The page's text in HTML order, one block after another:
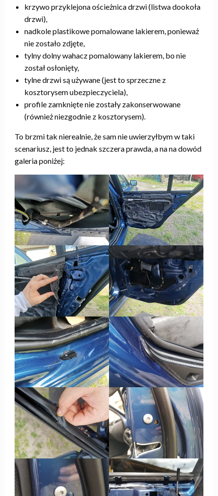
krzywo przyklejona ościeżnica drzwi (listwa dookoła
drzwi),
nadkole plastikowe pomalowane lakierem, ponieważ
nie zostało zdjęte,
tylny dolny wahacz pomalowany lakierem, bo nie
został osłonięty,
tylne drzwi są używane (jest to sprzeczne z
kosztorysem ubezpieczyciela),
profile zamknięte nie zostały zakonserwowane
(również niezgodnie z kosztorysem).
To brzmi tak nierealnie, że sam nie uwierzyłbym w taki
scenariusz, jest to jednak szczera prawda, a na na dowód
galeria poniżej: